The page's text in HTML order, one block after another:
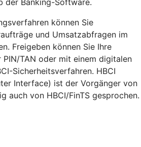
können Sie
und Umsatzabfragen im
Freigeben können Sie Ihre
TAN oder mit einem digitalen
Sicherheitsverfahren. HBCI
Interface) ist der Vorgänger von
auch von HBCI/FinTS gesprochen.